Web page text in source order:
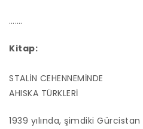
…….
Kitap:
STALİN CEHENNEMİNDE
AHISKA TÜRKLERİ
1939 yılında, şimdiki Gürcistan